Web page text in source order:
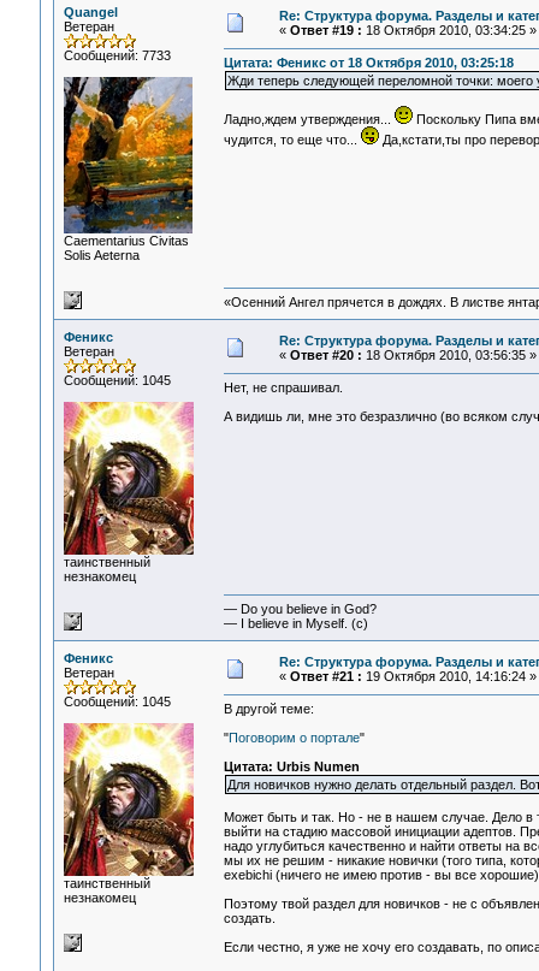
Quangel
Ветеран
Сообщений: 7733
Сaementarius Civitas
Solis Aeterna
Re: Структура форума. Разделы и
« Ответ #19 : 18 Октября 2010, 03:34:25 »
Цитата: Феникс от 18 Октября 2010, 03:25:18
Жди теперь следующей переломной точки: моего
Ладно,ждем утверждения...
Поскольку Пипа
чудится, то еще что...
Да,кстати,ты про
«Осенний Ангел прячется в дождях. В листве
Феникс
Ветеран
Сообщений: 1045
таинственный
незнакомец
Re: Структура форума. Разделы и
« Ответ #20 : 18 Октября 2010, 03:56:35 »
Нет, не спрашивал.
А видишь ли, мне это безразлично (во всяком
— Do you believe in God?
— I believe in Myself. (c)
Феникс
Ветеран
Сообщений: 1045
таинственный
незнакомец
Re: Структура форума. Разделы и
« Ответ #21 : 19 Октября 2010, 14:16:24 »
В другой теме:
"Поговорим о портале"
Цитата: Urbis Numen
Для новичков нужно делать отдельный раздел.
Может быть и так. Но - не в нашем случае. Дело
выйти на стадию массовой инициации адептов.
надо углубиться качественно и найти ответы на
мы их не решим - никакие новички (того типа,
exebichi (ничего не имею против - вы все
Поэтому твой раздел для новичков - не с
создать.
Если честно, я уже не хочу его создавать, по